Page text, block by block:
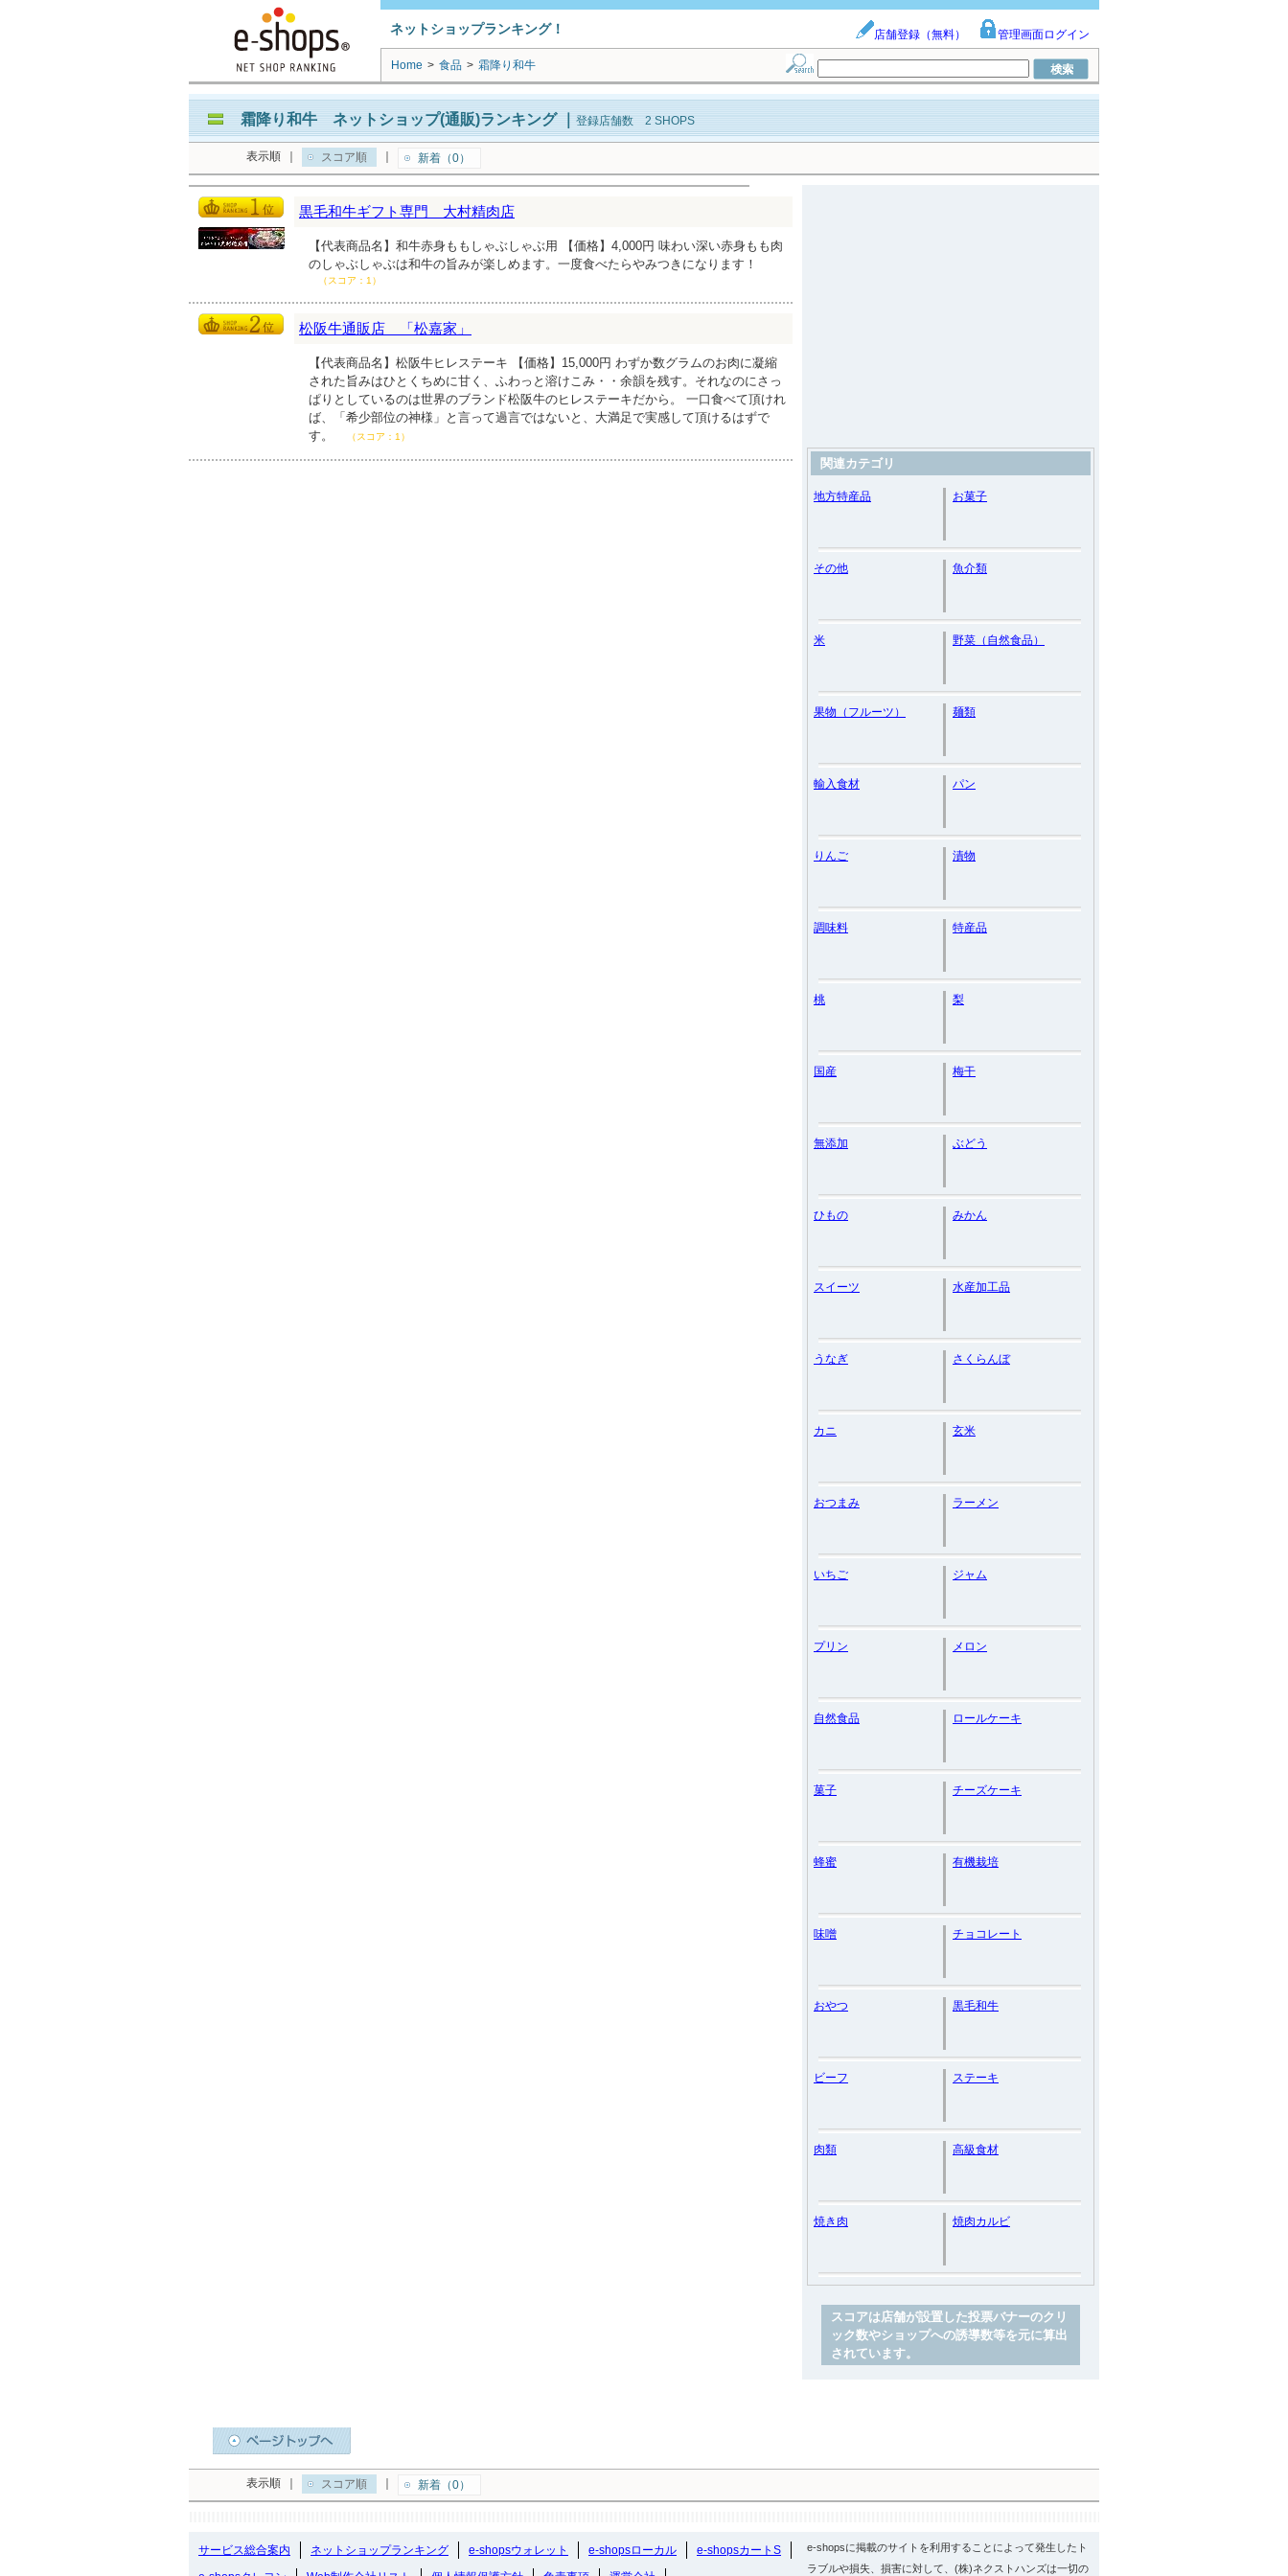
ネットショップランキング！ 店舗登録（無料） 管理画面ログイン
Home > 食品 > 霜降り和牛
霜降り和牛 ネットショップ(通販)ランキング｜ 登録店舗数 2 SHOPS
表示順 スコア順 新着（0）
黒毛和牛ギフト専門 大村精肉店
【代表商品名】和牛赤身ももしゃぶしゃぶ用 【価格】4,000円 味わい深い赤身もも肉
のしゃぶしゃぶは和牛の旨みが楽しめます。一度食べたらやみつきになります！
（スコア：1）
松阪牛通販店 「松嘉家」
【代表商品名】松阪牛ヒレステーキ 【価格】15,000円 わずか数グラムのお肉に凝縮
された旨みはひとくちめに甘く、ふわっと溶けこみ・・余韻を残す。それなのにさっ
ぱりとしているのは世界のブランド松阪牛のヒレステーキだから。 一口食べて頂けれ
ば、「希少部位の神様」と言って過言ではないと、大満足で実感して頂けるはずで
す。
（スコア：1）
関連カテゴリ
地方特産品 お菓子
その他 魚介類
米 野菜（自然食品）
果物（フルーツ） 麺類
輸入食材 パン
りんご 漬物
調味料 特産品
桃 梨
国産 梅干
無添加 ぶどう
ひもの みかん
スイーツ 水産加工品
うなぎ さくらんぼ
カニ 玄米
おつまみ ラーメン
いちご ジャム
プリン メロン
自然食品 ロールケーキ
菓子 チーズケーキ
蜂蜜 有機栽培
味噌 チョコレート
おやつ 黒毛和牛
ビーフ ステーキ
肉類 高級食材
焼き肉 焼肉カルビ
スコアは店舗が設置した投票バナーのクリ
ック数やショップへの誘導数等を元に算出
されています。
表示順 スコア順 新着（0）
サービス総合案内 ネットショップランキング e-shopsウォレット e-shopsローカル
e-shopsカートS
e-shopsに掲載のサイトを利用することによって発生したト
ラブルや損失、損害に対して、(株)ネクストハンズは一切の